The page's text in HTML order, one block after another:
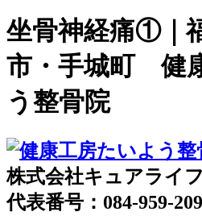
坐骨神経痛①｜
市・手城町 健
う整骨院
株式会社キュアライフ
代表番号：084-959-